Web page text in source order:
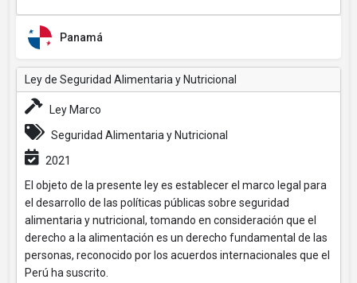
Panamá
Ley de Seguridad Alimentaria y Nutricional
Ley Marco
Seguridad Alimentaria y Nutricional
2021
El objeto de la presente ley es establecer el marco legal para
el desarrollo de las políticas públicas sobre seguridad
alimentaria y nutricional, tomando en consideración que el
derecho a la alimentación es un derecho fundamental de las
personas, reconocido por los acuerdos internacionales que el
Perú ha suscrito.